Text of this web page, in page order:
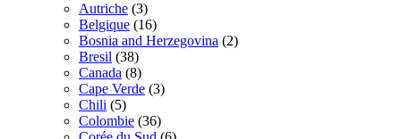
Autriche (3)
Belgique (16)
Bosnia and Herzegovina (2)
Bresil (38)
Canada (8)
Cape Verde (3)
Chili (5)
Colombie (36)